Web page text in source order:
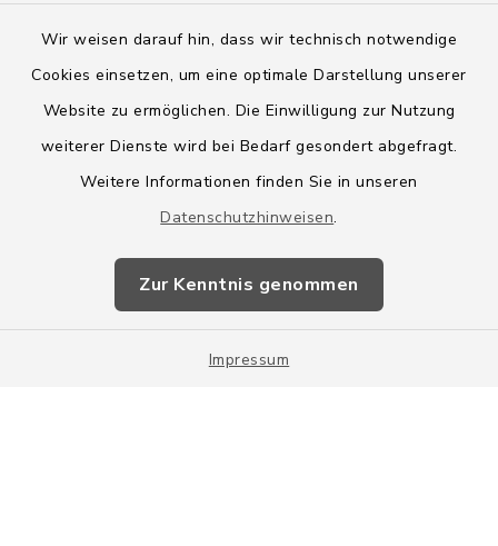
Wir weisen darauf hin, dass wir technisch notwendige
Cookies einsetzen, um eine optimale Darstellung unserer
Website zu ermöglichen. Die Einwilligung zur Nutzung
weiterer Dienste wird bei Bedarf gesondert abgefragt.
Weitere Informationen finden Sie in unseren
Datenschutzhinweisen.
Zur Kenntnis genommen
Impressum
Barrierefreiheit
Impressum
Sitemap